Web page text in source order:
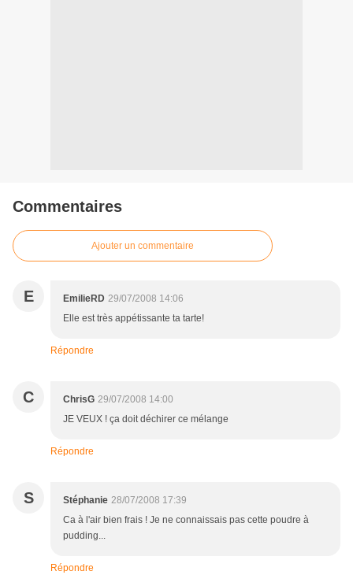
Commentaires
Ajouter un commentaire
E EmilieRD 29/07/2008 14:06
Elle est très appétissante ta tarte!
Répondre
C ChrisG 29/07/2008 14:00
JE VEUX ! ça doit déchirer ce mélange
Répondre
S Stéphanie 28/07/2008 17:39
Ca à l'air bien frais ! Je ne connaissais pas cette poudre à
pudding...
Répondre